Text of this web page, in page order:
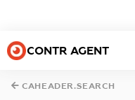
CONTR AGENT
CAHEADER.SEARCH